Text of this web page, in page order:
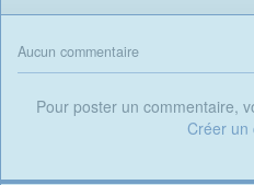
Aucun commentaire
Pour poster un commentaire,
Créer un